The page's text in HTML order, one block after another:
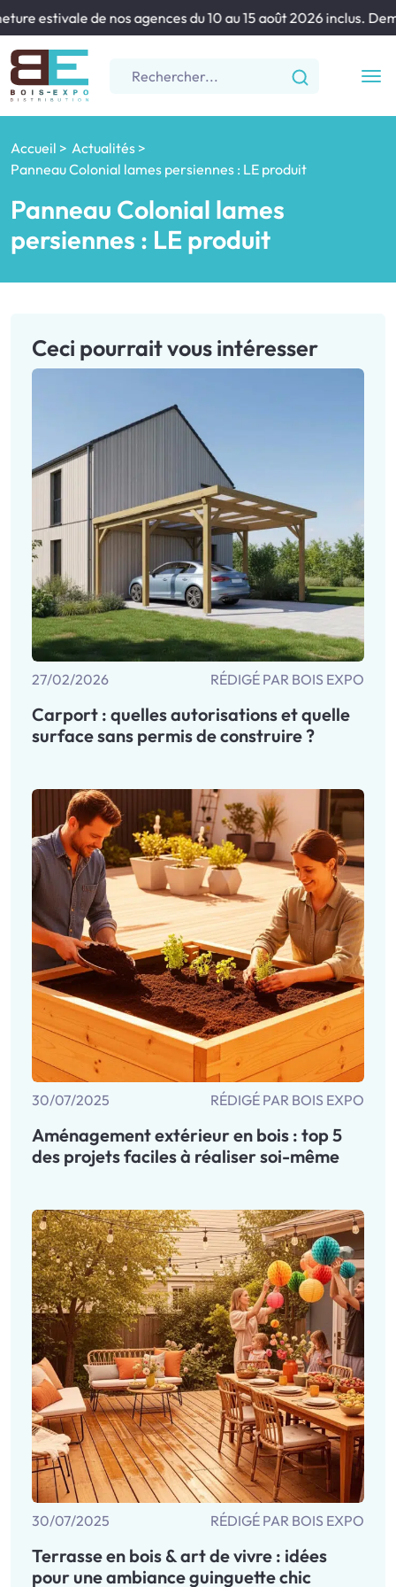
estivale de nos agences du 10 au 15 août 2026 inclus.
Accueil
Actualités
Panneau Colonial lames persiennes : LE produit
Panneau Colonial lames
persiennes : LE produit
Ceci pourrait vous intéresser
27/02/2026 RÉDIGÉ PAR BOIS EXPO
Carport : quelles autorisations et quelle
surface sans permis de construire ?
30/07/2025 RÉDIGÉ PAR BOIS EXPO
Aménagement extérieur en bois : top 5
des projets faciles à réaliser soi-même
30/07/2025 RÉDIGÉ PAR BOIS EXPO
Terrasse en bois & art de vivre : idées
pour une ambiance guinguette chic